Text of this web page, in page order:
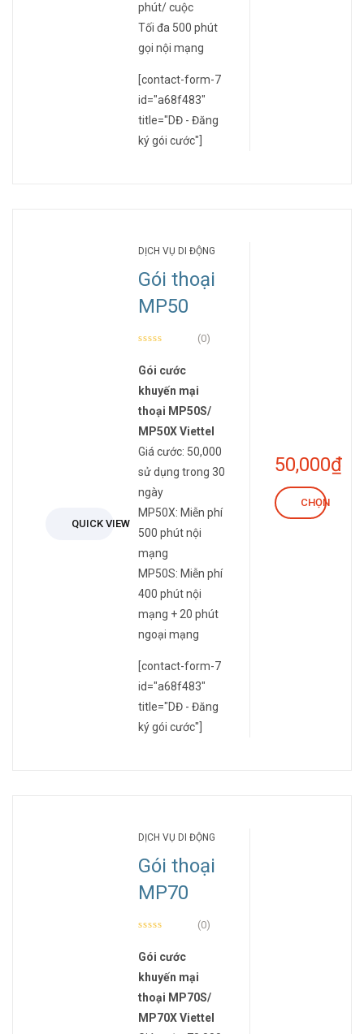
phút/ cuộc
Tối đa 500 phút
gọi nội mạng
[contact-form-7
id="a68f483"
title="DĐ - Đăng
ký gói cước"]
QUICK VIEW
DỊCH VỤ DI ĐỘNG
Gói thoại
MP50
(0)
Gói cước
khuyến mại
thoại MP50S/
MP50X Viettel
Giá cước: 50,000
sử dụng trong 30
ngày
MP50X: Miễn phí
500 phút nội
mạng
MP50S: Miễn phí
400 phút nội
mạng + 20 phút
ngoại mạng
[contact-form-7
id="a68f483"
title="DĐ - Đăng
ký gói cước"]
50,000₫
CHỌN
DỊCH VỤ DI ĐỘNG
Gói thoại
MP70
(0)
Gói cước
khuyến mại
thoại MP70S/
MP70X Viettel